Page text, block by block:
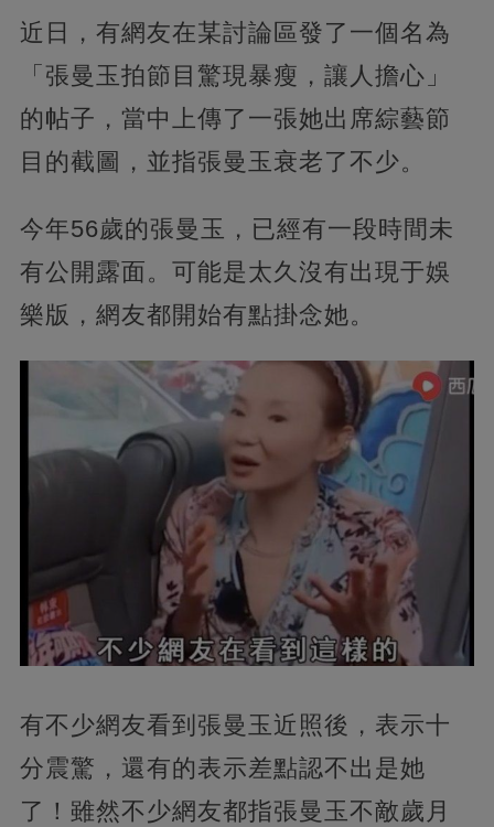
近日，有網友在某討論區發了一個名為
「張曼玉拍節目驚現暴瘦，讓人擔心」
的帖子，當中上傳了一張她出席綜藝節
目的截圖，並指張曼玉衰老了不少。
今年56歲的張曼玉，已經有一段時間未
有公開露面。可能是太久沒有出現于娛
樂版，網友都開始有點掛念她。
有不少網友看到張曼玉近照後，表示十
分震驚，還有的表示差點認不出是她
了！雖然不少網友都指張曼玉不敵歲月